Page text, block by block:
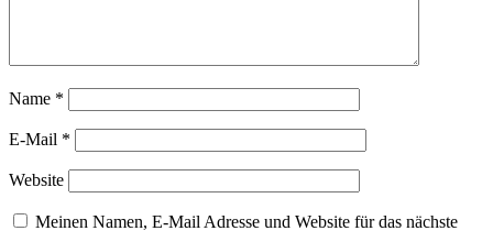
Name *
E-Mail *
Website
Meinen Namen, E-Mail Adresse und Website für das nächste